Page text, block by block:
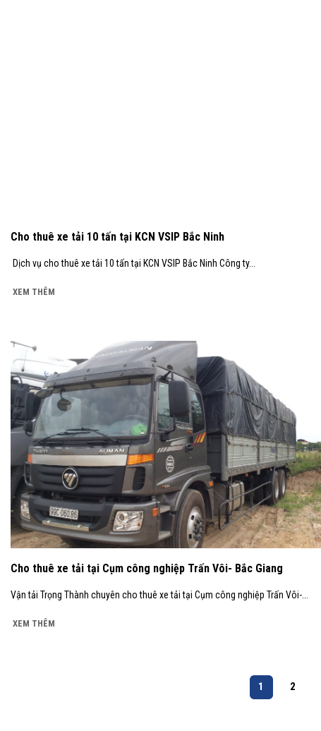
Cho thuê xe tải 10 tấn tại KCN VSIP Bắc Ninh
Dịch vụ cho thuê xe tải 10 tấn tại KCN VSIP Bắc Ninh Công ty...
XEM THÊM
Cho thuê xe tải tại Cụm công nghiệp Trấn Vôi- Bắc Giang
Vận tải Trọng Thành chuyên cho thuê xe tải tại Cụm công nghiệp Trấn Vôi-...
XEM THÊM
1 2